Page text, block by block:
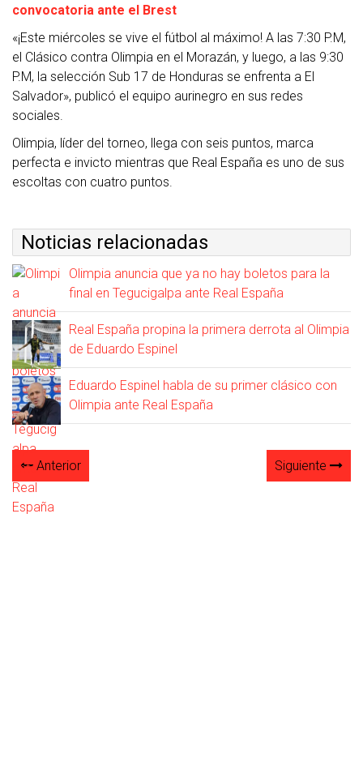
convocatoria ante el Brest
«¡Este miércoles se vive el fútbol al máximo! A las 7:30 P.M,
el Clásico contra Olimpia en el Morazán, y luego, a las 9:30
P.M, la selección Sub 17 de Honduras se enfrenta a El
Salvador», publicó el equipo aurinegro en sus redes
sociales.
Olimpia, líder del torneo, llega con seis puntos, marca
perfecta e invicto mientras que Real España es uno de sus
escoltas con cuatro puntos.
Noticias relacionadas
Olimpia anuncia que ya no hay boletos para la
final en Tegucigalpa ante Real España
Real España propina la primera derrota al Olimpia
de Eduardo Espinel
Eduardo Espinel habla de su primer clásico con
Olimpia ante Real España
Anterior Siguiente